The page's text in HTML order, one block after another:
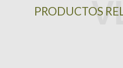
PRODUCTOS